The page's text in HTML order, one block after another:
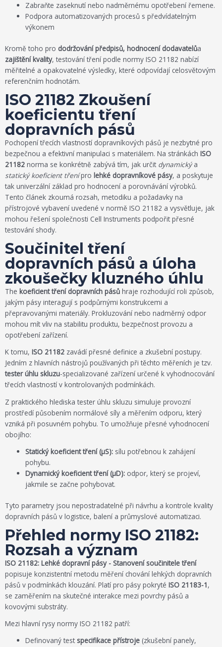
Zabraňte zaseknutí nebo nadměrnému opotřebení řemene.
Podpora automatizovaných procesů s předvídatelným
výkonem
Kromě toho pro dodržování předpisů, hodnocení dodavatelůa
zajištění kvality, testování tření podle normy ISO 21182 nabízí
měřitelné a opakovatelné výsledky, které odpovídají celosvětovým
referenčním hodnotám.
ISO 21182 Zkoušení
koeficientu tření
dopravních pásů
Pochopení třecích vlastností dopravníkových pásů je nezbytné pro
bezpečnou a efektivní manipulaci s materiálem. Na stránkách ISO
21182 norma se konkrétně zabývá tím, jak určit dynamickýa
statický koeficient třenípro lehké dopravníkové pásy, a poskytuje
tak univerzální základ pro hodnocení a porovnávání výrobků.
Tento článek zkoumá rozsah, metodiku a požadavky na
přístrojové vybavení uvedené v normě ISO 21182 a vysvětluje, jak
mohou řešení společnosti Cell Instruments podpořit přesné
testování shody.
Součinitel tření
dopravních pásů a úloha
zkoušečky kluzného úhlu
The koeficient tření dopravních pásů hraje rozhodující roli způsob,
jakým pásy interagují s podpůrnými konstrukcemi a
přepravovanými materiály. Prokluzování nebo nadměrný odpor
mohou mít vliv na stabilitu produktu, bezpečnost provozu a
opotřebení zařízení.
K tomu, ISO 21182 zavádí přesné definice a zkušební postupy.
Jedním z hlavních nástrojů používaných při těchto měřeních je tzv.
tester úhlu skluzu-specializované zařízení určené k vyhodnocování
třecích vlastností v kontrolovaných podmínkách.
Z praktického hlediska tester úhlu skluzu simuluje provozní
prostředí působením normálové síly a měřením odporu, který
vzniká při posuvném pohybu. To umožňuje přesné vyhodnocení
obojího:
Statický koeficient tření (μS): sílu potřebnou k zahájení
pohybu.
Dynamický koeficient tření (μD): odpor, který se projeví,
jakmile se začne pohybovat.
Tyto parametry jsou nepostradatelné při návrhu a kontrole kvality
dopravních pásů v logistice, balení a průmyslové automatizaci.
Přehled normy ISO 21182:
Rozsah a význam
ISO 21182: Lehké dopravní pásy - Stanovení součinitele tření
popisuje konzistentní metodu měření chování lehkých dopravních
pásů v podmínkách klouzání. Platí pro pásy pokryté ISO 21183-1,
se zaměřením na skutečné interakce mezi povrchy pásů a
kovovými substráty.
Mezi hlavní rysy normy ISO 21182 patří:
Definovaný testspecifikace přístroje (zkušební panely,